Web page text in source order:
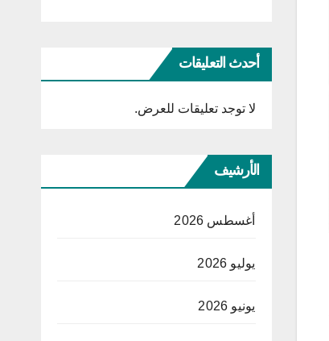
أحدث التعليقات
لا توجد تعليقات للعرض.
الأرشيف
أغسطس 2026
يوليو 2026
يونيو 2026